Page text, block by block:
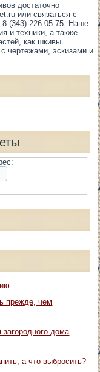
достаточно
или связаться с
(343) 226-05-75. Наше
и техники, а также
как шкивы.
чертежами, эскизами и
прежде, чем
дома
а что выбросить?